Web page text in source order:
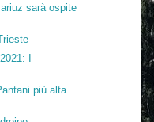
sarà ospite
I
più alta